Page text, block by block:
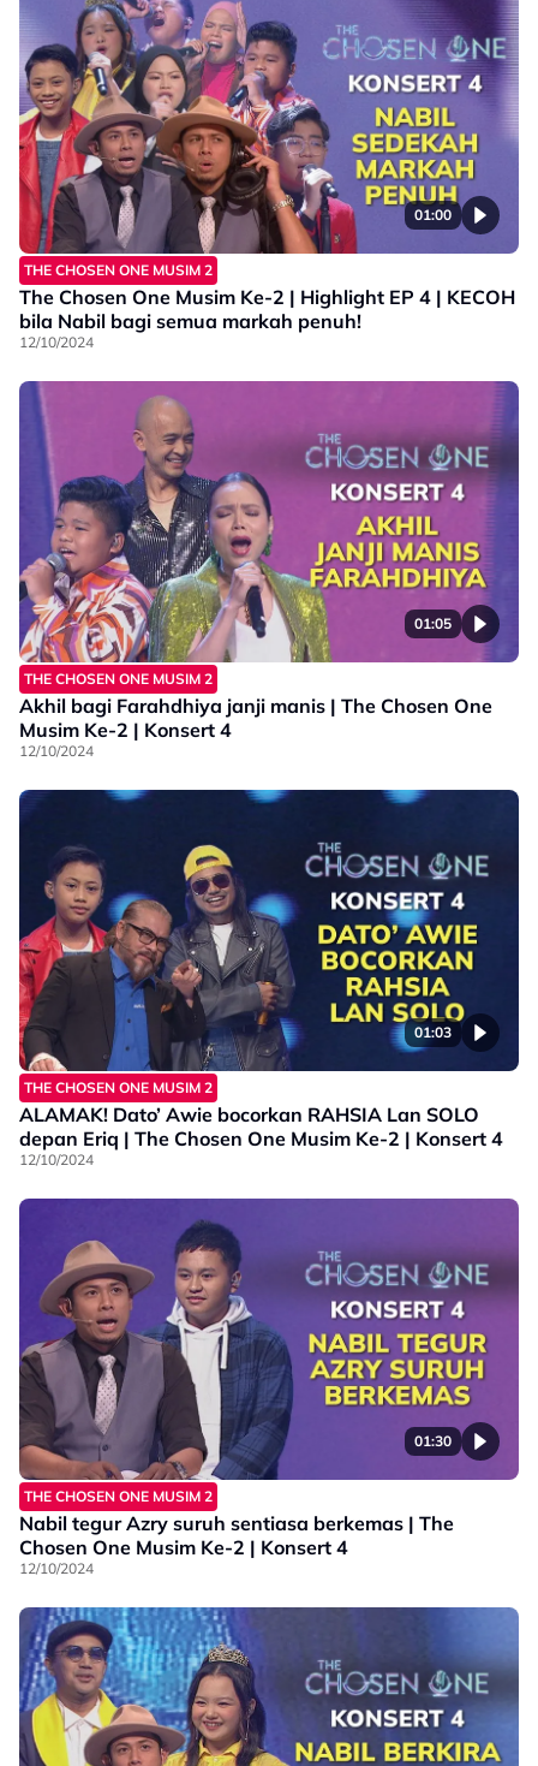
01:00
THE CHOSEN ONE MUSIM 2
The Chosen One Musim Ke-2 | Highlight EP 4 | KECOH
bila Nabil bagi semua markah penuh!
12/10/2024
01:05
THE CHOSEN ONE MUSIM 2
Akhil bagi Farahdhiya janji manis | The Chosen One
Musim Ke-2 | Konsert 4
12/10/2024
01:03
THE CHOSEN ONE MUSIM 2
ALAMAK! Dato’ Awie bocorkan RAHSIA Lan SOLO
depan Eriq | The Chosen One Musim Ke-2 | Konsert 4
12/10/2024
01:30
THE CHOSEN ONE MUSIM 2
Nabil tegur Azry suruh sentiasa berkemas | The
Chosen One Musim Ke-2 | Konsert 4
12/10/2024